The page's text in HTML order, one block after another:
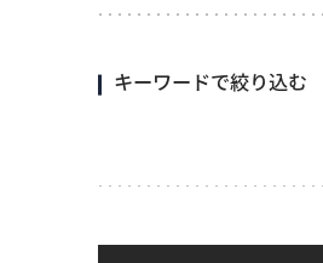
キーワードで絞り込む